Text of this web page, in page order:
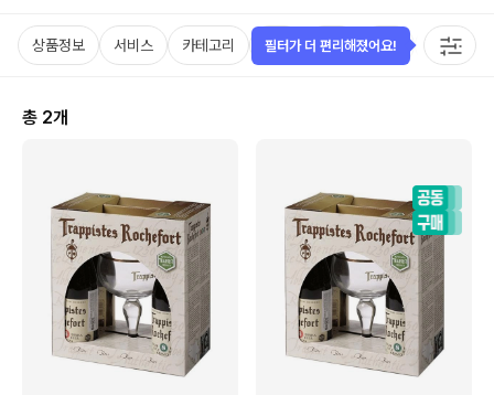
상품정보 서비스 카테고리 가격 국가 용량 태그
총 2개
필터가 더 편리해졌어요!